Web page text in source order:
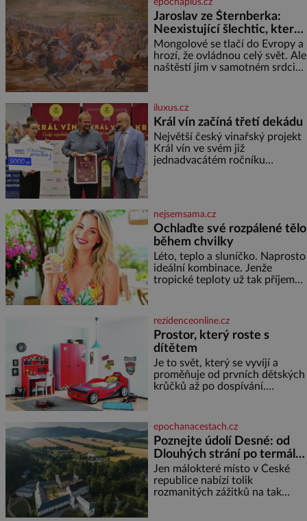
herečky ze seriálu Ulice a
režiséra vychladne,
Jaroslav ze Šternberka:
Neexistující šlechtic, který
z Moravy vyžene Mongoly
Mongolové se tlačí do Evropy a
hrozí, že ovládnou celý svět. Ale
naštěstí jim v samotném srdci
dobyvatelské hordy zastavit. Co
nedokáže žádná z asijských říší,
co nedokážou Němci – to
dokáže český král. Nebo že by
ne? Mongolové od roku 1223
postupují podél Kaspického a
iluxus.cz
Král vín začíná třetí dekádu
Největší český vinařský projekt
Král vín ve svém již
jednadvacátém ročníku
nejsemsama.cz
Ochlaďte své rozpálené tělo
během chvilky
Léto, teplo a sluníčko. Naprosto
ideální kombinace. Jenže
tropické teploty už tak příjemné
dyž se nám tropy zaryjí pod
kůži, hledáme úlevu v bazénu
nebo pomocí klimatizace. Jenže
ne vždycky můžeme být v jejich
blízkosti. Nemusíte však zoufat.
Pokud budete mít promyšlený
jídelníček, žadné pařáky si na
rezidenceonline.cz
Prostor, který roste s
dítětem
Je to svět, který se vyvíjí a
proměňuje od prvních dětských
krůčků až po dospívání.
soustředění i odpočinek a
reaguje na každou etapu života
a specifické potřeby dítěte. Pro
nejmenší je klíčová
jednoduchost, měkkost a
bezpečí, proto by pokoj
miminka měl působit především
epochanacestach.cz
Poznejte údolí Desné: od
Dlouhých strání po termální
prameny
Jen málokteré místo v České
republice nabízí tolik
rozmanitých zážitků na tak